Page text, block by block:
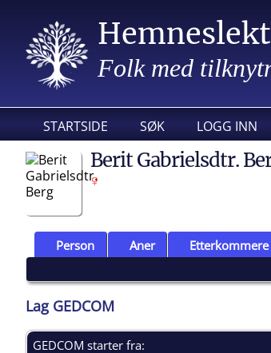
Hemneslekt
Folk med
STARTSIDE SØK LOGG INN
Berit Gabrielsdtr.
Person Aner Etterkommere
Lag GEDCOM
GEDCOM starter fra: